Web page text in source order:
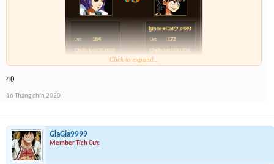
Click to expand...
40
16 Tháng chín 2020
GiaGia9999
Member Tích Cực